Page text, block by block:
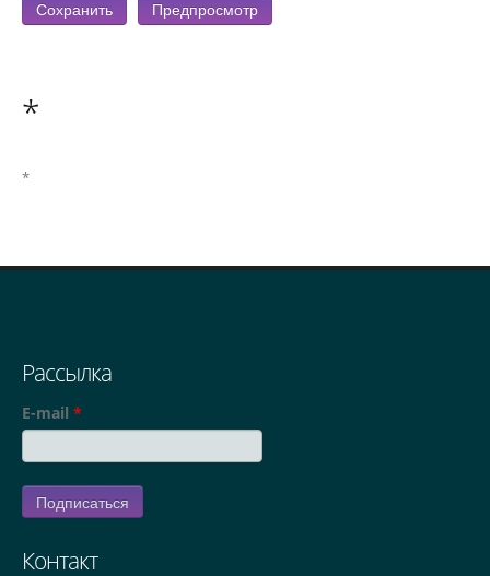
*
*
Рассылка
E-mail *
Контакт